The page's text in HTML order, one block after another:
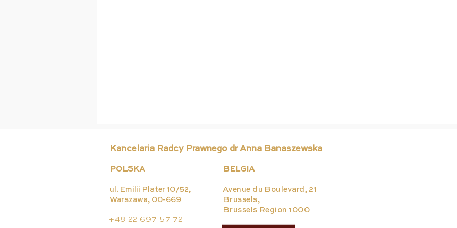
Czy nowelizacja prawa
farmaceutycznego
POLSKA
ul. Emilii Plater 10/52,
Warszawa, 00-669
+48 22 697 57 72
BELGIA
Avenue du Boulevard, 21
Brussels,
Brussels Region 1000
Kancelaria Radcy Prawnego dr Anna Banaszewska